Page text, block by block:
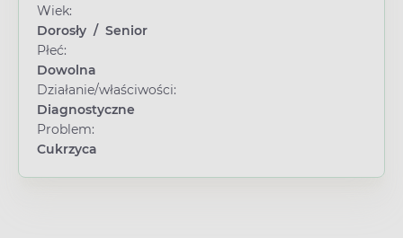
Wiek:
Dorosły / Senior
Płeć:
Dowolna
Działanie/właściwości:
Diagnostyczne
Problem:
Cukrzyca